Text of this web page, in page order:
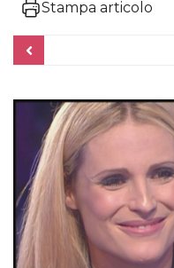
Stampa articolo